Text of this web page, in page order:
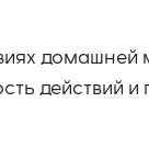
домашней
действий